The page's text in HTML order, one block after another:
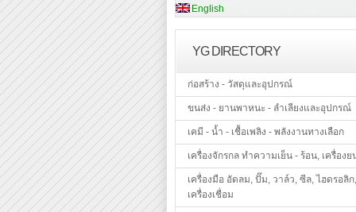
English
YG DIRECTORY
ก่อสร้าง - วัสดุและอุปกรณ์
ขนส่ง - ยานพาหนะ - ลำเลียงและอุปกรณ์
เคมี - น้ำ - เชื้อเพลิง - พลังงานทางเลือก
เครื่องจักรกล ทำความเย็น - ร้อน, เครื่องย
เครื่องมือ อัดลม, ปั๊ม, วาล์ว, ซีล, ไฮดรอลิก,
เครื่องเชื่อม